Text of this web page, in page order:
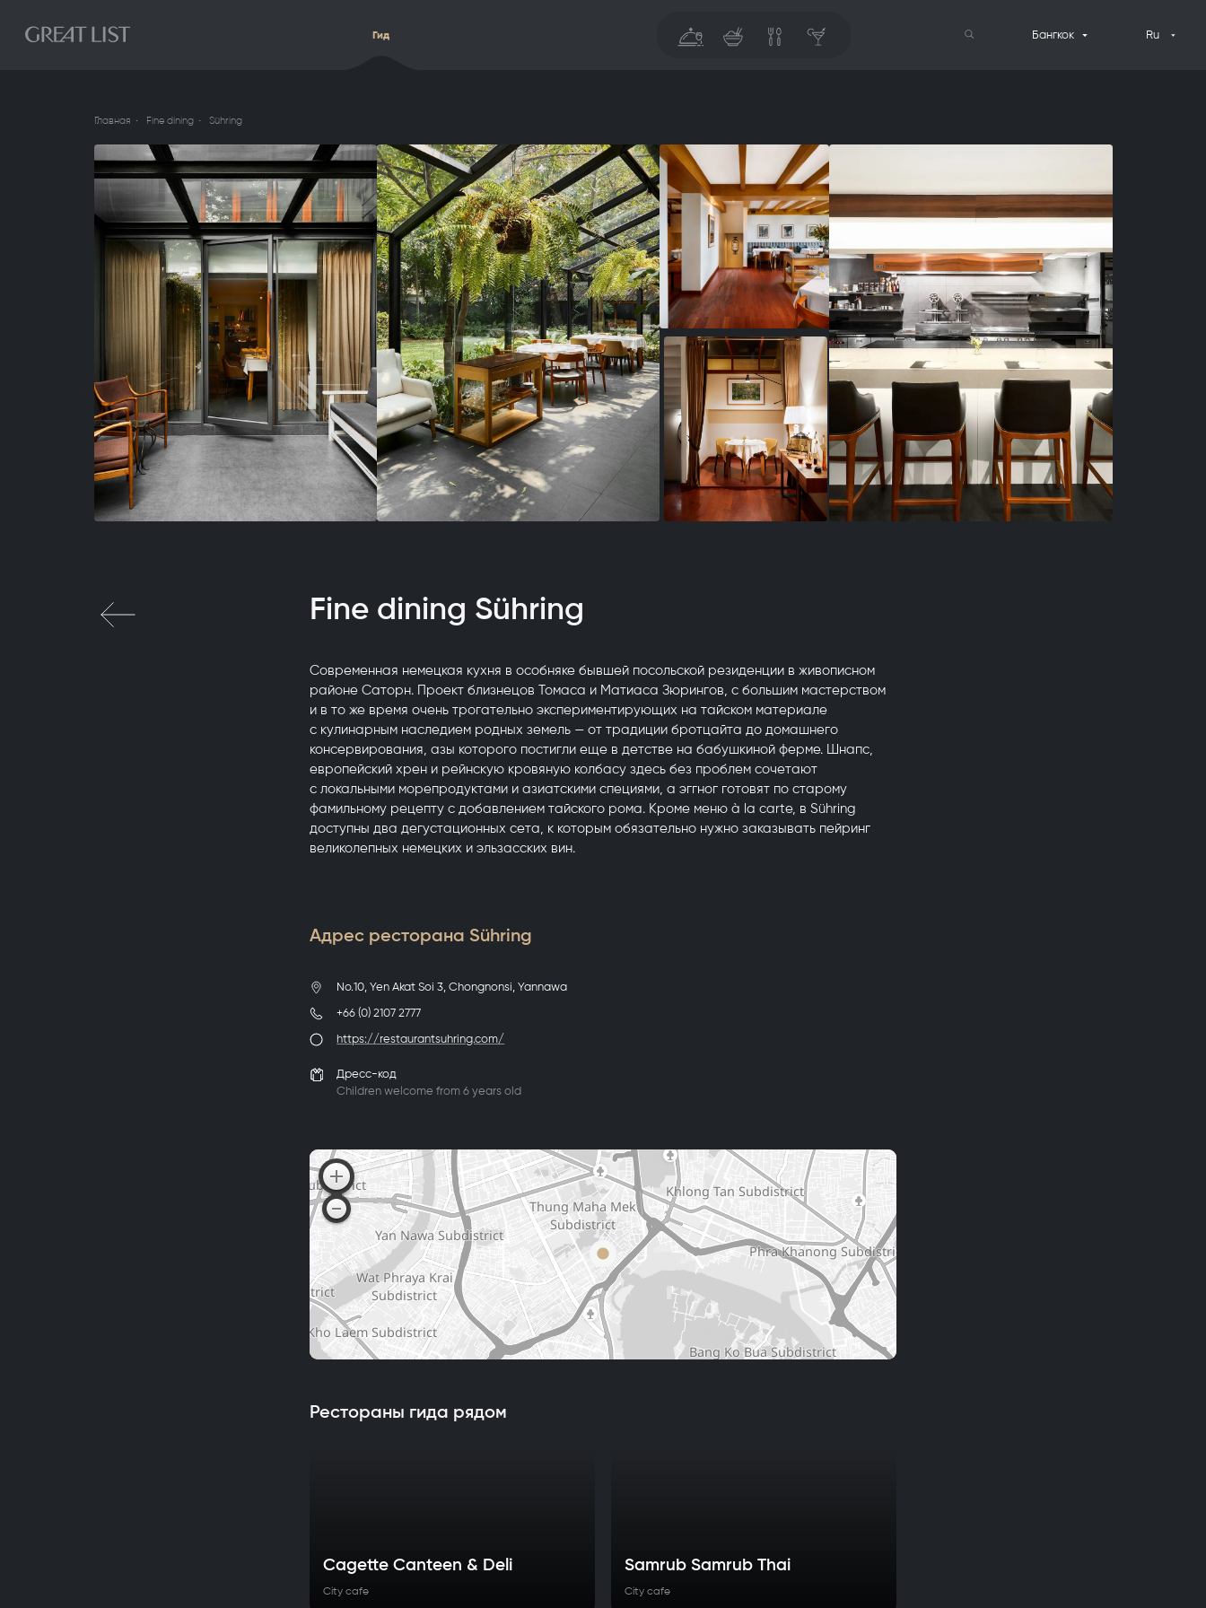
Гид Бангкок Ru
Главная Fine dining Sühring
Fine dining Sühring
Современная немецкая кухня в особняке бывшей посольской резиденции в живописном
районе Саторн. Проект близнецов Томаса и Матиаса Зюрингов, с большим мастерством
и в то же время очень трогательно экспериментирующих на тайском материале
с кулинарным наследием родных земель — от традиции бротцайта до домашнего
консервирования, азы которого постигли еще в детстве на бабушкиной ферме. Шнапс,
европейский хрен и рейнскую кровяную колбасу здесь без проблем сочетают
с локальными морепродуктами и азиатскими специями, а эггног готовят по старому
фамильному рецепту с добавлением тайского рома. Кроме меню à la carte, в Sühring
доступны два дегустационных сета, к которым обязательно нужно заказывать пейринг
великолепных немецких и эльзасских вин.
Адрес ресторана Sühring
No.10, Yen Akat Soi 3, Chongnonsi, Yannawa
+66 (0) 2107 2777
https://restaurantsuhring.com/
Дресс-код
Children welcome from 6 years old
Рестораны гида рядом
Cagette Canteen & Deli
City cafe
Samrub Samrub Thai
City cafe